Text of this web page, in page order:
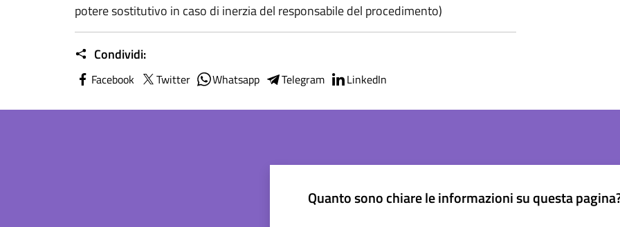
potere sostitutivo in caso di inerzia del responsabile del procedimento)
Condividi:
Facebook Twitter Whatsapp Telegram LinkedIn
Quanto sono chiare le informazioni su questa